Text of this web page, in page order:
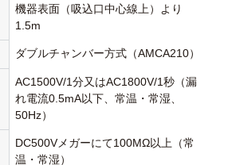
機器表面（吸込口中心線上）より
1.5m
ダブルチャンバー方式（AMCA210）
AC1500V/1分又はAC1800V/1秒（漏
れ電流0.5mA以下、常温・常湿、
50Hz）
DC500Vメガーにて100MΩ以上（常
温・常湿）